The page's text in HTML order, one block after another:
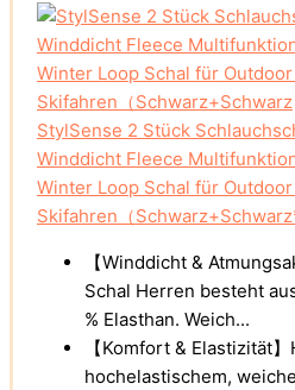
StylSense 2 Stück
Winddicht Fleece
Winter Loop Schal für
Skifahren（
【Winddicht &
Schal Herren besteht
% Elasthan. Weich...
【Komfort & Elastizität
hochelastischem,